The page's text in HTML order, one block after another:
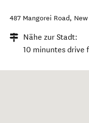
487 Mangorei Road,
Nähe zur Stadt:
10 minuntes drive